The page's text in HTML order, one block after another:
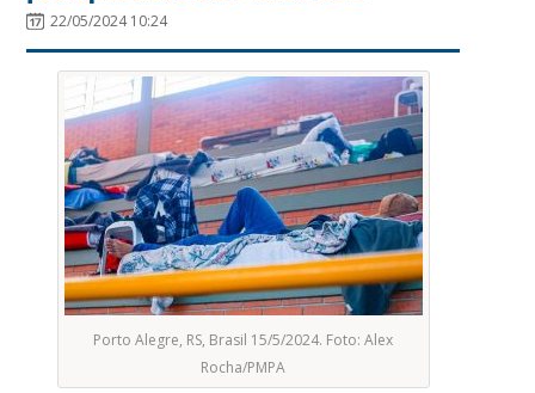
22/05/2024 10:24
Porto Alegre, RS, Brasil 15/5/2024. Foto: Alex
Rocha/PMPA